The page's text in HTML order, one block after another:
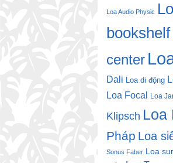
Loa Audio Physic
bookshelf
center
Dali Loa di động
Loa Focal
Loa
Klipsch Loa
Pháp Loa
Sonus Faber Loa